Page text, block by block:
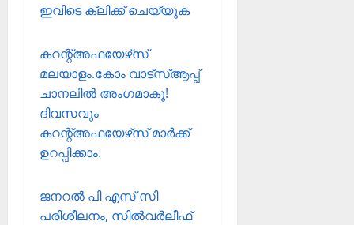
ഇവിടെ ക്ലിക്ക് ചെയ്യുക
കറന്റ്അഫയേഴ്‌സ്
മലയാളം.കോം വാട്‌സ്ആപ്പ്
ചാനലില്‍ അംഗമാകൂ!
ദിവസവും
കറന്റ്അഫയേഴ്‌സ് മാര്‍ക്ക്
ഉറപ്പിക്കാം.
ജനറല്‍ പി എസ് സി
പരിശീലനം, സില്‍വര്‍ലീഫ്